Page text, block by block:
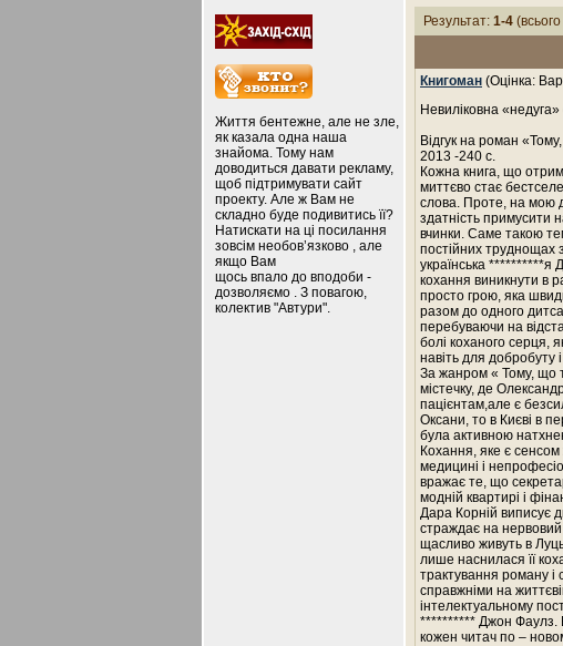
Життя бентежне, але не зле,
як казала одна наша
знайома. Тому нам
доводиться давати рекламу,
щоб підтримувати сайт
проекту. Але ж Вам не
складно буде подивитись її?
Натискати на ці посилання
зовсім необов’язково , але
якщо Вам
щось впало до вподоби -
дозволяємо . З повагою,
колектив "Автури".
Результат: 1-4
Книгоман (Оцінка:
Невиліковна
Відгук на роман
2013 -240 с.
Кожна книга, що
миттєво стає
слова. Проте, на мою
здатність примусити
вчинки. Саме такою
постійних труднощах
українська **********я
кохання виникнути в
просто грою, яка
разом до одного
перебуваючи на
болі коханого серця,
навіть для добробуту
За жанром « Тому, що
містечку, де
пацієнтам,але є
Оксани, то в Києві в
була активною
Кохання, яке є
медицині і
вражає те, що
модній квартирі і
Дара Корній виписує
страждає на нервовий
щасливо живуть в
лише наснилася її
трактування роману і
справжніми на
інтелектуальному
********** Джон Фаулз.
кожен читач по –